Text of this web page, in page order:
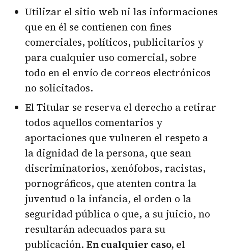
Utilizar el sitio web ni las informaciones
que en él se contienen con fines
comerciales, políticos, publicitarios y
para cualquier uso comercial, sobre
todo en el envío de correos electrónicos
no solicitados.
El Titular se reserva el derecho a retirar
todos aquellos comentarios y
aportaciones que vulneren el respeto a
la dignidad de la persona, que sean
discriminatorios, xenófobos, racistas,
pornográficos, que atenten contra la
juventud o la infancia, el orden o la
seguridad pública o que, a su juicio, no
resultarán adecuados para su
publicación. En cualquier caso, el